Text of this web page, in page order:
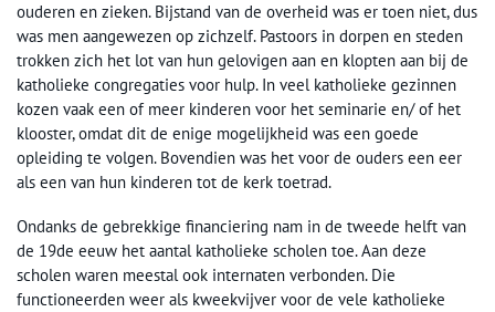
ouderen en zieken. Bijstand van de overheid was er toen niet, dus
was men aangewezen op zichzelf. Pastoors in dorpen en steden
trokken zich het lot van hun gelovigen aan en klopten aan bij de
katholieke congregaties voor hulp. In veel katholieke gezinnen
kozen vaak een of meer kinderen voor het seminarie en/ of het
klooster, omdat dit de enige mogelijkheid was een goede
opleiding te volgen. Bovendien was het voor de ouders een eer
als een van hun kinderen tot de kerk toetrad.
Ondanks de gebrekkige financiering nam in de tweede helft van
de 19de eeuw het aantal katholieke scholen toe. Aan deze
scholen waren meestal ook internaten verbonden. Die
functioneerden weer als kweekvijver voor de vele katholieke